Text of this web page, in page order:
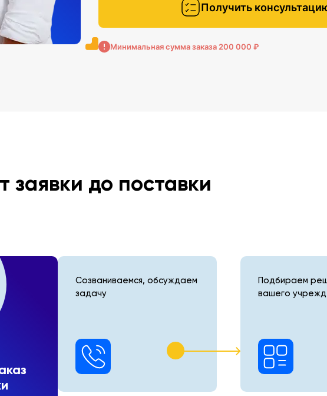
Получить
Минимальная сумма заказа 200 000 ₽
заявки до поставки
Созваниваемся, обсуждаем
задачу
Подбираем
вашего